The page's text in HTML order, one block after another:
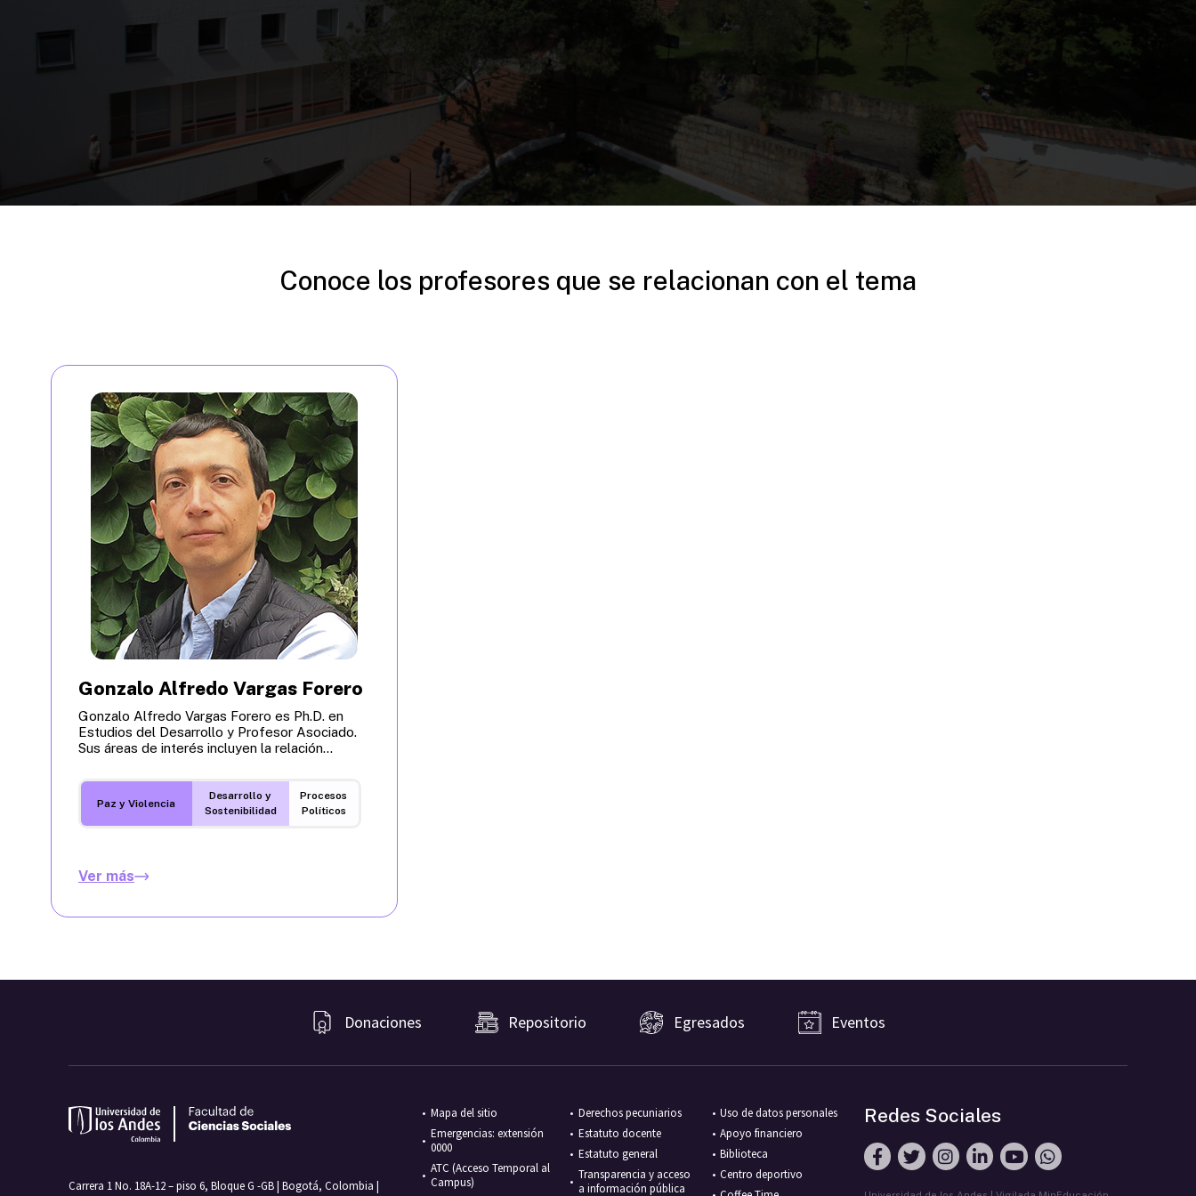
Conoce los profesores que se relacionan con el tema
Gonzalo Alfredo Vargas Forero
Gonzalo Alfredo Vargas Forero es Ph.D. en
Estudios del Desarrollo y Profesor Asociado.
Sus áreas de interés incluyen la relación...
Paz y Violencia
Desarrollo y
Sostenibilidad
Procesos
Políticos
Ver más
Donaciones Repositorio Egresados Eventos
Carrera 1 No. 18A-12 – piso 6, Bloque G -GB | Bogotá, Colombia |
Mapa del sitio
Emergencias: extensión
0000
ATC (Acceso Temporal al
Campus)
Derechos pecuniarios
Estatuto docente
Estatuto general
Transparencia y acceso
a información pública
Uso de datos personales
Apoyo financiero
Biblioteca
Centro deportivo
Redes Sociales